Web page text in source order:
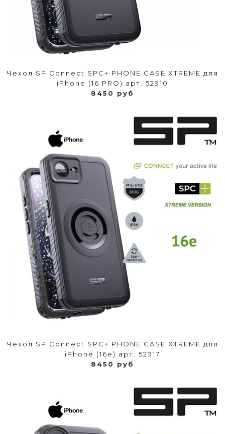
Чехол SP Connect SPC+ PHONE CASE XTREME для
iPhone (16 PRO) арт. 52910
8450 руб
Чехол SP Connect SPC+ PHONE CASE XTREME для
iPhone (16e) арт. 52917
8450 руб